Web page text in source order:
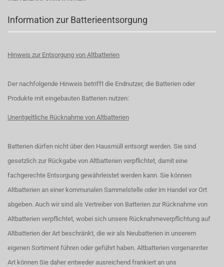
Information zur Batterieentsorgung
Hinweis zur Entsorgung von Altbatterien
Der nachfolgende Hinweis betrifft die Endnutzer, die Batterien oder
Produkte mit eingebauten Batterien nutzen:
Unentgeltliche Rücknahme von Altbatterien
Batterien dürfen nicht über den Hausmüll entsorgt werden. Sie sind
gesetzlich zur Rückgabe von Altbatterien verpflichtet, damit eine
fachgerechte Entsorgung gewährleistet werden kann. Sie können
Altbatterien an einer kommunalen Sammelstelle oder im Handel vor Ort
abgeben. Auch wir sind als Vertreiber von Batterien zur Rücknahme von
Altbatterien verpflichtet, wobei sich unsere Rücknahmeverpflichtung auf
Altbatterien der Art beschränkt, die wir als Neubatterien in unserem
eigenen Sortiment führen oder geführt haben. Altbatterien vorgenannter
Art können Sie daher entweder ausreichend frankiert an uns